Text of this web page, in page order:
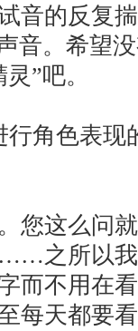
音的反复
音。希望
”吧。
角色表现
这么问就
之所以
而不用在
每天都要